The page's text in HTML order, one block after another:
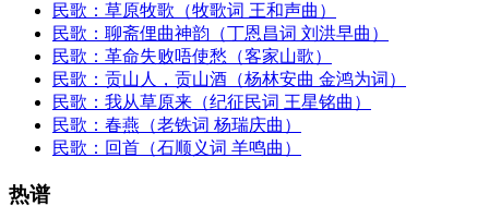
民歌：草原牧歌（牧歌词 王和声曲）
民歌：聊斋俚曲神韵（丁恩昌词 刘洪早曲）
民歌：革命失败唔使愁（客家山歌）
民歌：贡山人，贡山酒（杨林安曲 金鸿为词）
民歌：我从草原来（纪征民词 王星铭曲）
民歌：春燕（老铁词 杨瑞庆曲）
民歌：回首（石顺义词 羊鸣曲）
热谱